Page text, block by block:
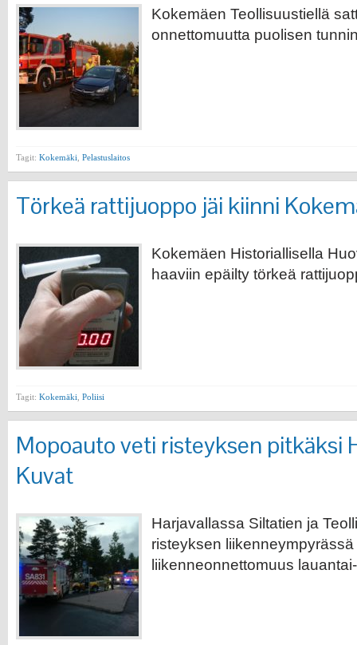
Kokemäen Teollisuustiellä
onnettomuutta puolisen
Tagit: Kokemäki Pelastuslaitos
Törkeä rattijuoppo jäi kiinni
Kokemäen Historiallisella
haaviin epäilty törkeä
Tagit: Kokemäki Poliisi
Mopoauto veti risteyksen pitkäksi
Kuvat
Harjavallassa Siltatien ja
risteyksen liikenneympyrässä
liikenneonnettomuus